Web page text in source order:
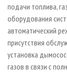
подачи топлива,
оборудования
автоматический
присутствия
установка
газов в связи с